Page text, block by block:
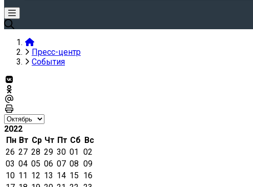
Пресс-центр
События
2022
Пн Вт Ср Чт Пт Сб Вс
26 27 28 29 30 01 02
03 04 05 06 07 08 09
10 11 12 13 14 15 16